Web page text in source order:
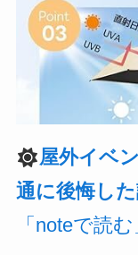
屋外イベ
通に後悔し
「noteで読む